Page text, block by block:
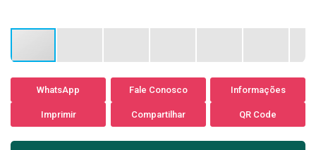
WhatsApp Fale Conosco Informações
Imprimir Compartilhar QR Code